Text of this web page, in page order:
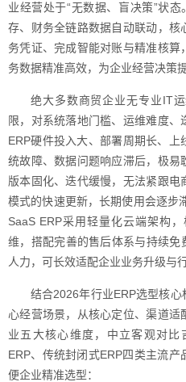
业经营处于“无数据、盲决策”状
存、财务全链路数据自动联动，
务凭证、完成智能对账与精准核
务数据精准高效，为企业经营决策
绝大多数商贸企业无专业IT
限，对系统落地门槛、运维难度
ERP硬件投入大、部署周期长、
统故障、数据问题响应滞后，极
版本固化、迭代缓慢，无法紧跟
模式的快速更新，长期使用会逐步
SaaS ERP采用轻量化云端架构
维，搭配完善的售后体系与持续
人力，可长效适配企业业务升级与
结合2026年行业ERP选型核
心经营场景，从核心定位、渠道
业五大核心维度，中立客观对
ERP、传统封闭式ERP四类主流
便企业精准选型：